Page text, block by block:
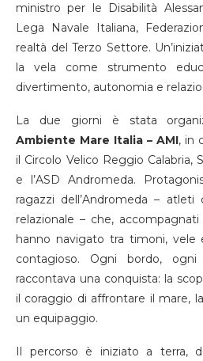
ministro per le Disabilità
Lega Navale Italiana,
realtà del Terzo Settore.
la vela come strumento
divertimento, autonomia e
La due giorni è stata
Ambiente Mare Italia – AMI, in
il Circolo Velico Reggio Calabria,
e l’ASD Andromeda.
ragazzi dell’Andromeda –
relazionale – che,
hanno navigato tra timoni, vele
contagioso. Ogni bordo, ogni
raccontava una conquista: la
il coraggio di affrontare il mare,
un equipaggio.
Il percorso è iniziato a terra,